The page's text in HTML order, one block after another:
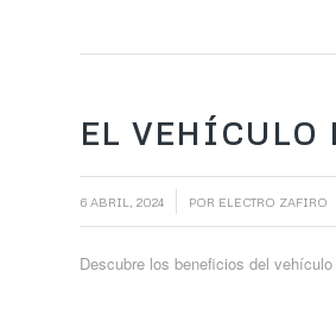
EL VEHÍCULO
6 ABRIL, 2024 POR ELECTRO ZAFIRO
Descubre los beneficios del